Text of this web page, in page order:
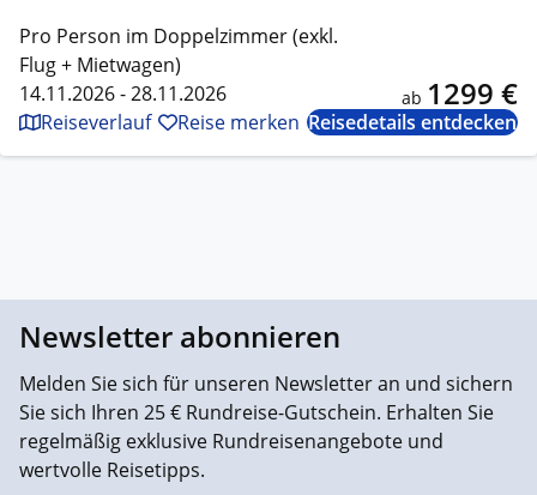
Pro Person im Doppelzimmer (exkl.
Flug + Mietwagen)
14.11.2026 - 28.11.2026
ab 1299 €
Reiseverlauf Reise merken Reisedetails entdecken
Newsletter abonnieren
Melden Sie sich für unseren Newsletter an und sichern
Sie sich Ihren 25 € Rundreise-Gutschein. Erhalten Sie
regelmäßig exklusive Rundreisenangebote und
wertvolle Reisetipps.